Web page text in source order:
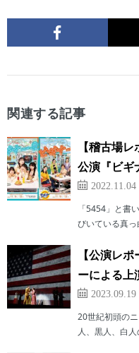
関連する記事
【稽古場
公演『ビギ
2022.11.04
「5454」と書
びいている真
【公演レ
ーによる上
2023.09.19
20世紀初頭の
人、黒人、白